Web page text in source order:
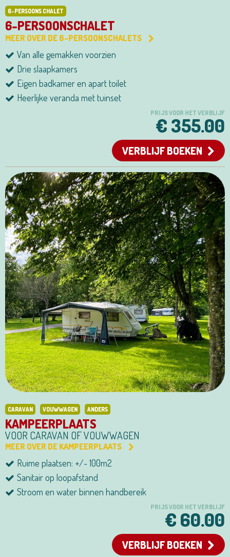
6-PERSOONS CHALET
6-PERSOONSCHALET
MEER OVER DE 6-PERSOONSCHALETS
Van alle gemakken voorzien
Drie slaapkamers
Eigen badkamer en apart toilet
Heerlijke veranda met tuinset
PRIJS VOOR HET VERBLIJF
€ 355.00
VERBLIJF BOEKEN
CARAVAN VOUWWAGEN ANDERS
KAMPEERPLAATS
VOOR CARAVAN OF VOUWWAGEN
MEER OVER DE KAMPEERPLAATS
Ruime plaatsen: +/- 100m2
Sanitair op loopafstand
Stroom en water binnen handbereik
PRIJS VOOR HET VERBLIJF
€ 60.00
VERBLIJF BOEKEN